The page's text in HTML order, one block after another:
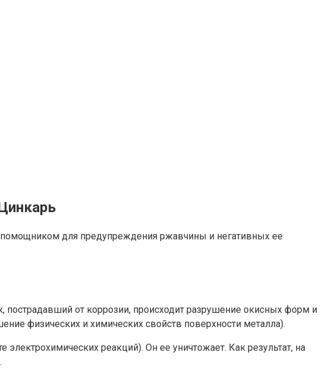
помощником для предупреждения ржавчины и негативных ее
пострадавший от коррозии, происходит разрушение окисных форм и
физических и химических свойств поверхности металла).
реакций). Он ее уничтожает. Как результат, на